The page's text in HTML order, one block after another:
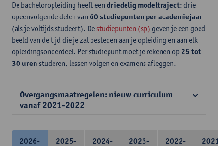
De bacheloropleiding heeft een driedelig modeltraject: drie
opeenvolgende delen van 60 studiepunten per academiejaar
(als je voltijds studeert). De studiepunten (sp) geven je een goed
beeld van de tijd die je zal besteden aan je opleiding en aan elk
opleidingsonderdeel. Per studiepunt moet je rekenen op 25 tot
30 uren studeren, lessen volgen en examens afleggen.
Overgangsmaatregelen: nieuw curriculum
vanaf 2021-2022
2026-
2025-
2024-
2023-
2022-